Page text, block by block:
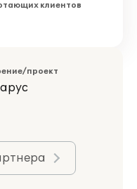
клиентов
проект